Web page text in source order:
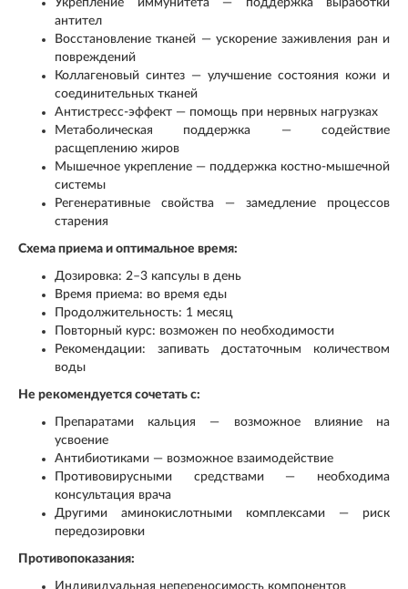
антител
Восстановление тканей — ускорение заживления ран и
повреждений
Коллагеновый синтез — улучшение состояния кожи и
соединительных тканей
Антистресс-эффект — помощь при нервных нагрузках
Метаболическая поддержка — содействие
расщеплению жиров
Мышечное укрепление — поддержка костно-мышечной
системы
Регенеративные свойства — замедление процессов
старения
Схема приема и оптимальное время:
Дозировка: 2–3 капсулы в день
Время приема: во время еды
Продолжительность: 1 месяц
Повторный курс: возможен по необходимости
Рекомендации: запивать достаточным количеством
воды
Не рекомендуется сочетать с:
Препаратами кальция — возможное влияние на
усвоение
Антибиотиками — возможное взаимодействие
Противовирусными средствами — необходима
консультация врача
Другими аминокислотными комплексами — риск
передозировки
Противопоказания:
Индивидуальная непереносимость компонентов